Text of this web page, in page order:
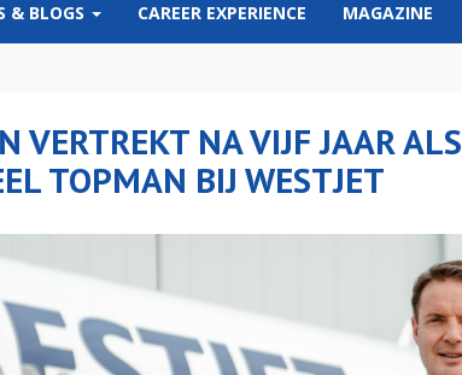
& BLOGS CAREER EXPERIENCE MAGAZINE
VERTREKT NA VIJF JAAR ALS
TOPMAN BIJ WESTJET